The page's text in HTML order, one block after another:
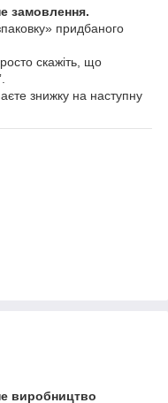
замовлення.
придбаного
скажіть, що
знижку на наступну
виробництво